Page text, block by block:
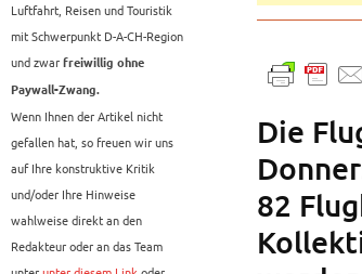
Luftfahrt, Reisen und Touristik
mit Schwerpunkt D-A-CH-Region
und zwar freiwillig ohne
Paywall-Zwang.
Wenn Ihnen der Artikel nicht
gefallen hat, so freuen wir uns
auf Ihre konstruktive Kritik
und/oder Ihre Hinweise
wahlweise direkt an den
Redakteur oder an das Team
Die
82